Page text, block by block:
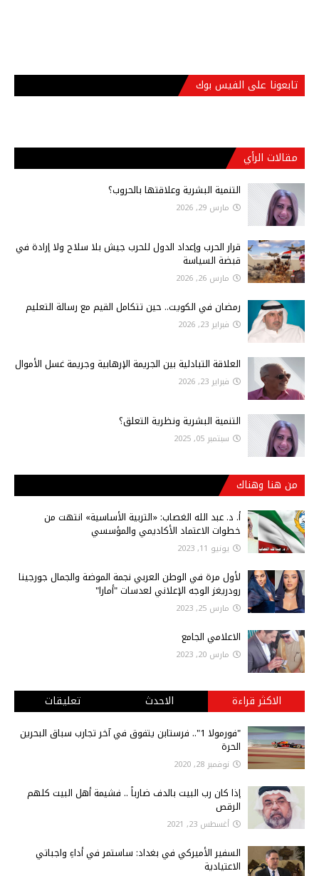
تابعونا على الفيس بوك
مقالات الرأي
التنمية البشرية وعلاقتها بالحروب؟
مارس 29, 2026
قرار الحرب وإعداد الدول للحرب جيش بلا سلاح ولا إرادة في
قبضة السياسة
مارس 26, 2026
رمضان في الكويت.. حين تتكامل القيم مع رسالة التعليم
فبراير 23, 2026
العلاقة التبادلية بين الجريمة الإرهابية وجريمة غسل الأموال
فبراير 23, 2026
التنمية البشرية ونظرية التعلق؟
سبتمبر 05, 2025
من هنا وهناك
أ‌. د. عبد الله الغصاب: «التربية الأساسية» انتهت من
خطوات الاعتماد الأكاديمي والمؤسسي
يونيو 11, 2023
لأول مرة في الوطن العربي نجمة الموضة والجمال جورجينا
رودريغز الوجه الإعلاني لعدسات "أمارا"
مارس 25, 2023
الاعلامي الجامع
مارس 20, 2023
الاكثر قراءة الاحدث تعليقات
"فورمولا 1".. فرستابن يتفوق في آخر تجارب سباق البحرين
الحرة
نوفمبر 28, 2020
إذا كان رب البيت بالدف ضارباً .. فشيمة أهل البيت كلهم
الرقص
أغسطس 23, 2021
السفير الأميركي في بغداد: ساستمر في أداءِ واجباتي
الاعتيادية